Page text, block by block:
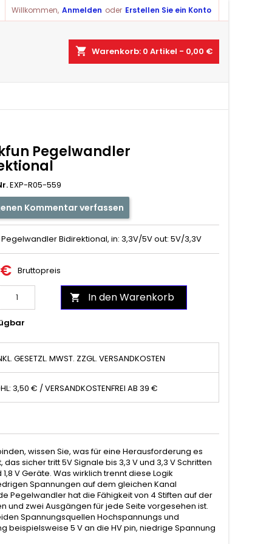
Willkommen, Anmelden oder Erstellen Sie ein Konto
shopping_cart Warenkorb: 0 Artikel - 0,00 €
Pegelwandler
EXP-R05-559
Kommentar verfassen
Bidirektional, in: 3,3V/5V out: 5V/3,3V
Bruttopreis
 In den Warenkorb
GESETZL. MWST. ZZGL. VERSANDKOSTEN
3,50 € / VERSANDKOSTENFREI AB 39 €
wissen Sie, was für eine Herausforderung es
sicher tritt 5V Signale bis 3,3 V und 3,3 V Schritten
V Geräte. Was wirklich trennt diese Logik
Spannungen auf dem gleichen Kanal
Pegelwandler hat die Fähigkeit von 4 Stiften auf der
und zwei Ausgängen für jede Seite vorgesehen ist.
Spannungsquellen Hochspannungs und
beispielsweise 5 V an die HV pin, niedrige Spannung